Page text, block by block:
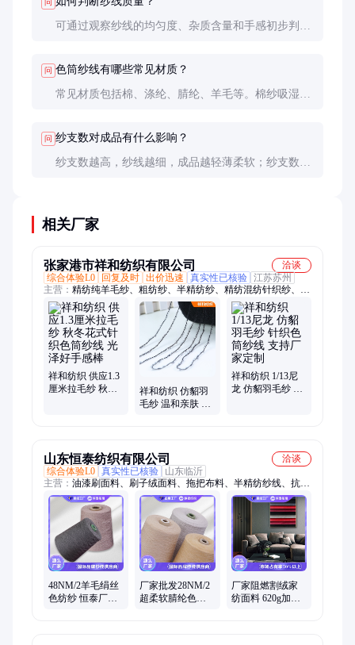
问
可通过观察纱线的均匀度、杂质含量和手感初步判断
问 色筒纱线有哪些常见材质？
常见材质包括棉、涤纶、腈纶、羊毛等。棉纱吸湿透
问 纱支数对成品有什么影响？
纱支数越高，纱线越细，成品越轻薄柔软；纱支数越
相关厂家
张家港市祥和纺织有限公司
洽谈
综合体验L0
回复及时 出价迅速 真实性已核验 江苏苏州
主营： 精纺纯羊毛纱、粗纺纱、半精纺纱、精纺混纺针织纱、膨
体毛腈纱线、拉毛纱、仿貂羽毛纱、美利奴羊毛纱、羊毛包芯
纱、精仿毛睛包芯纱、精梳棉包芯纱
祥和纺织 供应1.3
厘米拉毛纱 秋冬
祥和纺织 仿貂羽
毛纱 温和亲肤 不
祥和纺织 1/13尼
龙 仿貂羽毛纱 针
山东恒泰纺织有限公司
洽谈
综合体验L0 真实性已核验
山东临沂
主营： 油漆刷面料、刷子绒面料、拖把布料、半精纺纱线、抗起
球纱线、染色纱线、粘胶纱线、色纺纱线、腈纶纱线、再生涤纶
纱线、提花布、腈纶色纱、沙发面料、梭织割绒面料、清洁绒
布、家纺面料、户外面料、服装面料、灰白清洁绒、高铁座椅面
料、羊毛抛光布、编织毛线团
48NM/2羊毛绢丝
色纺纱 恒泰厂家
厂家批发28NM/2
超柔软腈纶色纱
厂家阻燃割绒家
纺面料 620g加厚